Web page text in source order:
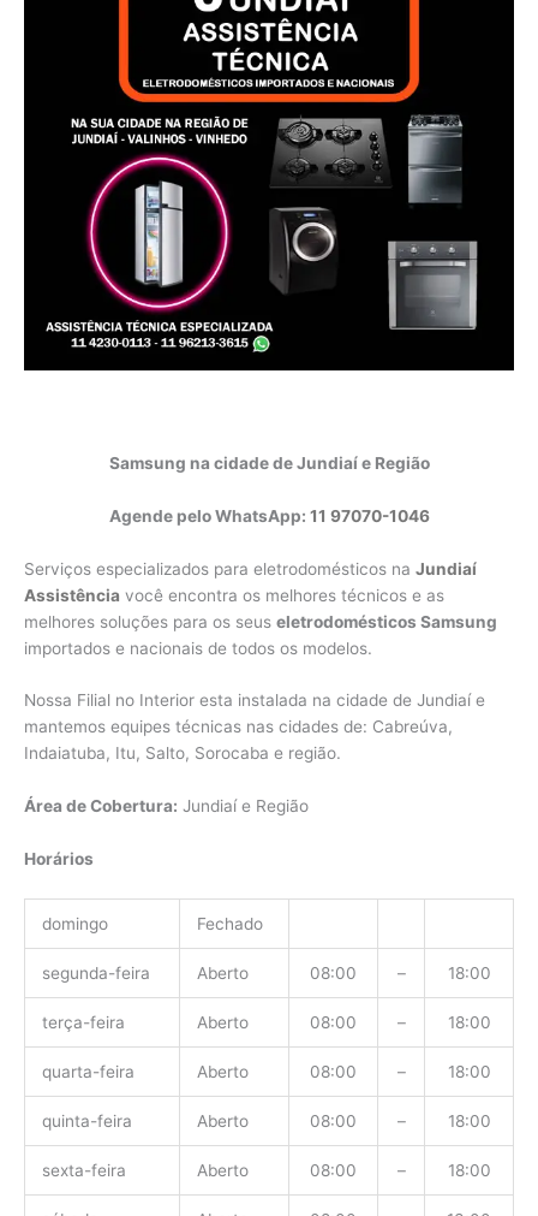
Samsung na cidade de Jundiaí e Região
Agende pelo WhatsApp: 11 97070-1046
Serviços especializados para eletrodomésticos na Jundiaí
Assistência você encontra os melhores técnicos e as
melhores soluções para os seus eletrodomésticos Samsung
importados e nacionais de todos os modelos.
Nossa Filial no Interior esta instalada na cidade de Jundiaí e
mantemos equipes técnicas nas cidades de: Cabreúva,
Indaiatuba, Itu, Salto, Sorocaba e região.
Área de Cobertura: Jundiaí e Região
Horários
domingo Fechado
segunda-feira Aberto 08:00 – 18:00
terça-feira Aberto 08:00 – 18:00
quarta-feira Aberto 08:00 – 18:00
quinta-feira Aberto 08:00 – 18:00
sexta-feira Aberto 08:00 – 18:00